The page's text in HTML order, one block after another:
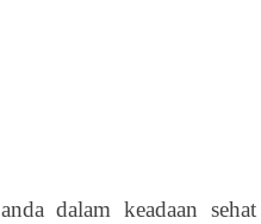
dalam keadaan sehat